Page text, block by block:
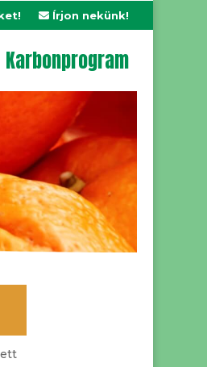
Írjon nekünk!
Karbonprogram